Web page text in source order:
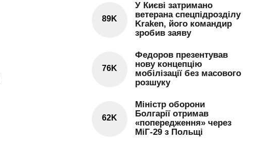
89K
У Києві затримано
ветерана спецпідрозділу
Kraken, його командир
зробив заяву
76K
Федоров презентував
нову концепцію
мобілізації без масового
розшуку
62K
Міністр оборони
Болгарії отримав
«попередження» через
МіГ-29 з Польщі